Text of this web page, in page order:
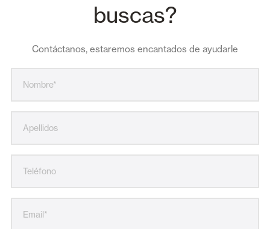
buscas?
Contáctanos, estaremos encantados de ayudarle